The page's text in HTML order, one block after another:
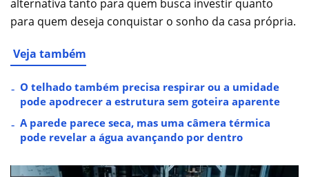
alternativa tanto para quem busca investir quanto
para quem deseja conquistar o sonho da casa própria.
Veja também
O telhado também precisa respirar ou a umidade
pode apodrecer a estrutura sem goteira aparente
A parede parece seca, mas uma câmera térmica
pode revelar a água avançando por dentro